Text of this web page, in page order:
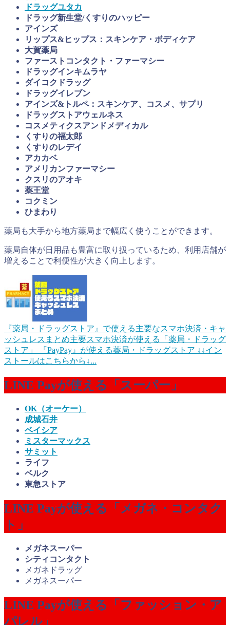
ドラッグユタカ
ドラッグ新生堂/くすりのハッピー
アインズ
リップス&ヒップス：スキンケア・ボディケア
大賀薬局
ファーストコンタクト・ファーマシー
ドラッグインキムラヤ
ダイコクドラッグ
ドラッグイレブン
アインズ&トルペ：スキンケア、コスメ、サプリ
ドラッグストアウェルネス
コスメティクスアンドメディカル
くすりの福太郎
くすりのレデイ
アカカベ
アメリカンファーマシー
クスリのアオキ
薬王堂
コクミン
ひまわり
薬局も大手から地方薬局まで幅広く使うことができます。
薬局自体が日用品も豊富に取り扱っているため、利用店舗が
増えることで利便性が大きく向上します。
『薬局・ドラッグストア』で使える主要なスマホ決済・キャ
ッシュレスまとめ主要スマホ決済が使える「薬局・ドラッグ
ストア」 『PayPay』が使える薬局・ドラッグストア ↓↓イン
ストールはこちらから↓...
LINE Payが使える「スーパー」
OK（オーケー）
成城石井
ベイシア
ミスターマックス
サミット
ライフ
ベルク
東急ストア
LINE Payが使える「メガネ・コンタク
ト」
メガネスーパー
シティコンタクト
メガネドラッグ
メガネスーパー
LINE Payが使える「ファッション・ア
パレル」